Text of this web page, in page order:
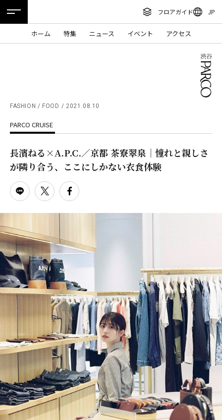
フロアガイド JP
ホーム 特集 ニュース イベント アクセス
ニュース
特集
TAX FREE
DELIVERY SERVICES
オンラインストア
リクルート
ENGLISH
繁体字
ภาษาไทย
日本語
FASHION / FOOD 2021.08.10
PARCO CRUISE
長濱ねる×A.P.C.／京都 茶寮翠泉｜憧れと親しさ
が隣り合う、ここにしかない衣食体験